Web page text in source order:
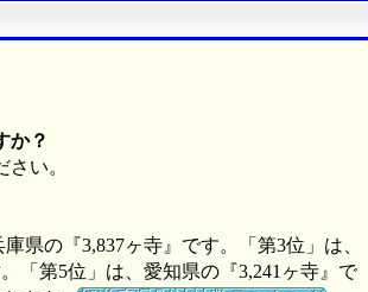
か？
さい。
県の『3,837ヶ寺』です。「第3位」は、
「第5位」は、愛知県の『3,241ヶ寺』で